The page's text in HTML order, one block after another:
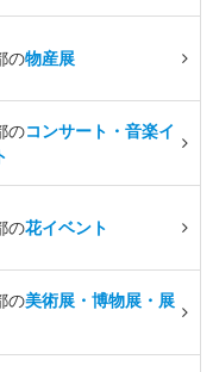
の物産展
のコンサート・音楽イ
の花イベント
の美術展・博物展・展